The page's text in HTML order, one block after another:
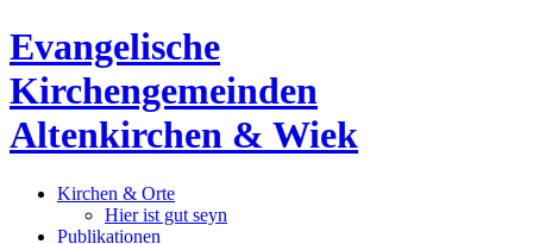
Evangelische
Kirchengemeinden
Altenkirchen & Wiek
Kirchen & Orte
Hier ist gut seyn
Publikationen